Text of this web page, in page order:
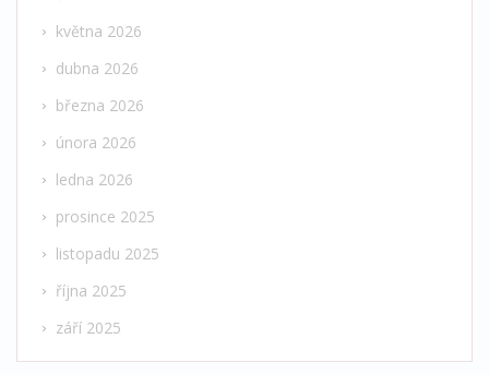
května 2026
dubna 2026
března 2026
února 2026
ledna 2026
prosince 2025
listopadu 2025
října 2025
září 2025